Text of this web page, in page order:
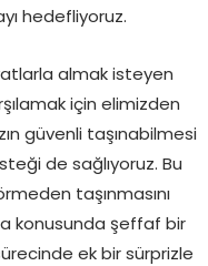
hedefliyoruz.
almak isteyen
için elimizden
güvenli taşınabilmesi
de sağlıyoruz. Bu
taşınmasını
konusunda şeffaf bir
ek bir sürprizle